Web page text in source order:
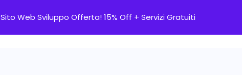
Sito Web Sviluppo Offerta! 15% Off + Servizi Gratuiti